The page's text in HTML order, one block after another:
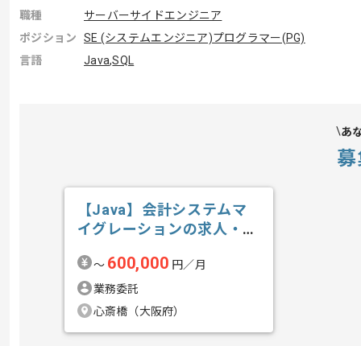
職種
サーバーサイドエンジニア
ポジション
SE (システムエンジニア)プログラマー(PG)
言語
Java,SQL
あ
【Java】会計システムマ
イグレーションの求人・案
〜 600,000 円／月
業務委託
心斎橋（大阪府）